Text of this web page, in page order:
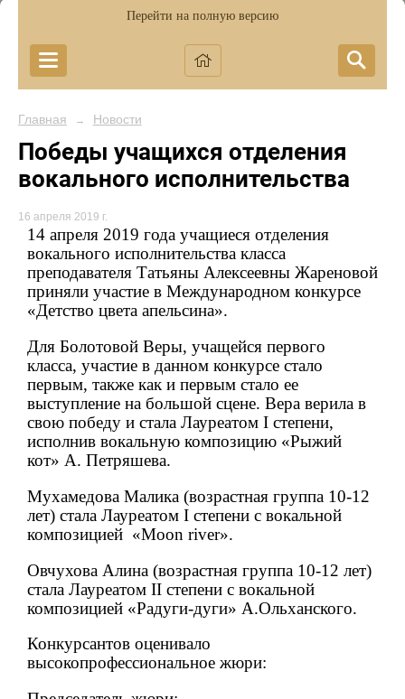
Перейти на полную версию
Главная → Новости
Победы учащихся отделения
вокального исполнительства
16 апреля 2019 г.
14 апреля 2019 года учащиеся отделения
вокального исполнительства класса
преподавателя Татьяны Алексеевны Жареновой
приняли участие в Международном конкурсе
«Детство цвета апельсина».
Для Болотовой Веры, учащейся первого
класса, участие в данном конкурсе стало
первым, также как и первым стало ее
выступление на большой сцене. Вера верила в
свою победу и стала Лауреатом I степени,
исполнив вокальную композицию «Рыжий
кот» А. Петряшева.
Мухамедова Малика (возрастная группа 10-12
лет) стала Лауреатом I степени с вокальной
композицией «Moon river».
Овчухова Алина (возрастная группа 10-12 лет)
стала Лауреатом II степени с вокальной
композицией «Радуги-дуги» А.Ольханского.
Конкурсантов оценивало
высокопрофессиональное жюри: